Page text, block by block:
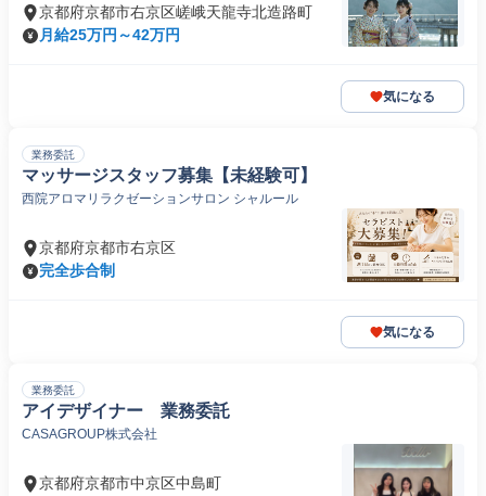
京都府京都市右京区嵯峨天龍寺北造路町
月給25万円～42万円
気になる
業務委託
マッサージスタッフ募集【未経験可】
西院アロマリラクゼーションサロン シャルール
京都府京都市右京区
完全歩合制
気になる
業務委託
アイデザイナー 業務委託
CASAGROUP株式会社
京都府京都市中京区中島町